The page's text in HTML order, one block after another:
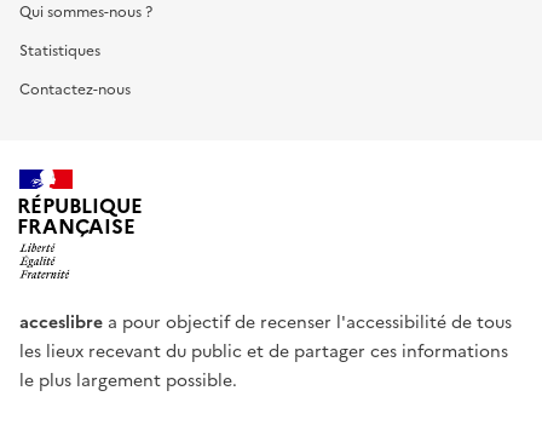
Qui sommes-nous ?
Statistiques
Contactez-nous
RÉPUBLIQUE
FRANÇAISE
acceslibre a pour objectif de recenser l'accessibilité de tous
les lieux recevant du public et de partager ces informations
le plus largement possible.